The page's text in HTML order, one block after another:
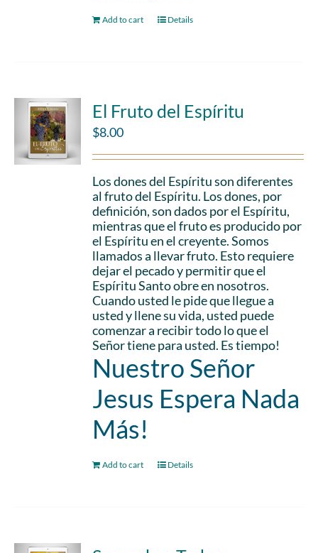
Add to cart Details
El Fruto del Espíritu
$8.00
Los dones del Espíritu son diferentes
al fruto del Espíritu. Los dones, por
definición, son dados por el Espíritu,
mientras que el fruto es producido por
el Espíritu en el creyente. Somos
llamados a llevar fruto. Esto requiere
dejar el pecado y permitir que el
Espíritu Santo obre en nosotros.
Cuando usted le pide que llegue a
usted y llene su vida, usted puede
comenzar a recibir todo lo que el
Señor tiene para usted. Es tiempo!
Nuestro Señor
Jesus Espera Nada
Más!
Add to cart Details